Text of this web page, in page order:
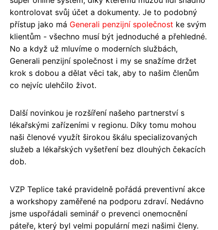
kontrolovat svůj účet a dokumenty. Je to podobný
přístup jako má Generali penzijní společnost ke svým
klientům - všechno musí být jednoduché a přehledné.
No a když už mluvíme o moderních službách,
Generali penzijní společnost i my se snažíme držet
krok s dobou a dělat věci tak, aby to našim členům
co nejvíc ulehčilo život.
Další novinkou je rozšíření našeho partnerství s
lékařskými zařízeními v regionu. Díky tomu mohou
naši členové využít širokou škálu specializovaných
služeb a lékařských vyšetření bez dlouhých čekacích
dob.
VZP Teplice také pravidelně pořádá preventivní akce
a workshopy zaměřené na podporu zdraví. Nedávno
jsme uspořádali seminář o prevenci onemocnění
páteře, který byl velmi populární mezi našimi členy.